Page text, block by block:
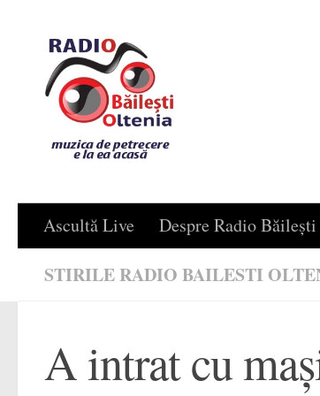
Ascultă Live Despre Radio Băilești
STIRILE RADIO BAILESTI
A intrat cu